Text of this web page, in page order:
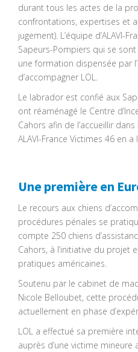
durant tous les actes de la
confrontations, expertises et
jugement). L’équipe d’ALAVI-
Sapeurs-Pompiers qui se
une formation dispensée par
d’accompagner LOL.
Le labrador est confié aux
ont réaménagé le Centre
Cahors afin de l’accueillir
ALAVI-France Victimes 46 en
Une première en
Le recours aux chiens
procédures pénales se
compte 250 chiens
Cahors, à l’initiative du projet
pratiques américaines.
Soutenu par le cabinet de
Nicole Belloubet, cette
actuellement en phase
LOL a effectué sa première
auprès d’une victime